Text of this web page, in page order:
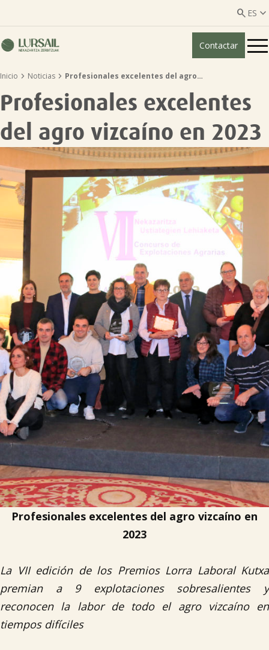
 ES 
ES
Quiénes somos
Servicios ganadería
Servicios agricultura 
Entidades asociadas
Noticias
Tablón de anuncios
Lursail Market
Contactar
Inicio  Noticias  Profesionales excelentes del agro…
Profesionales excelentes
del agro vizcaíno en 2023
Profesionales excelentes del agro vizcaíno en
2023
La VII edición de los Premios Lorra Laboral Kutxa
premian a 9 explotaciones sobresalientes y
reconocen la labor de todo el agro vizcaíno en
tiempos difíciles